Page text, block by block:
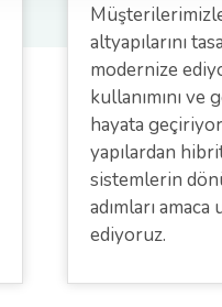
altyapılarını
modernize
kullanımını ve
hayata
yapılardan
sistemlerin
adımları
ediyoruz.